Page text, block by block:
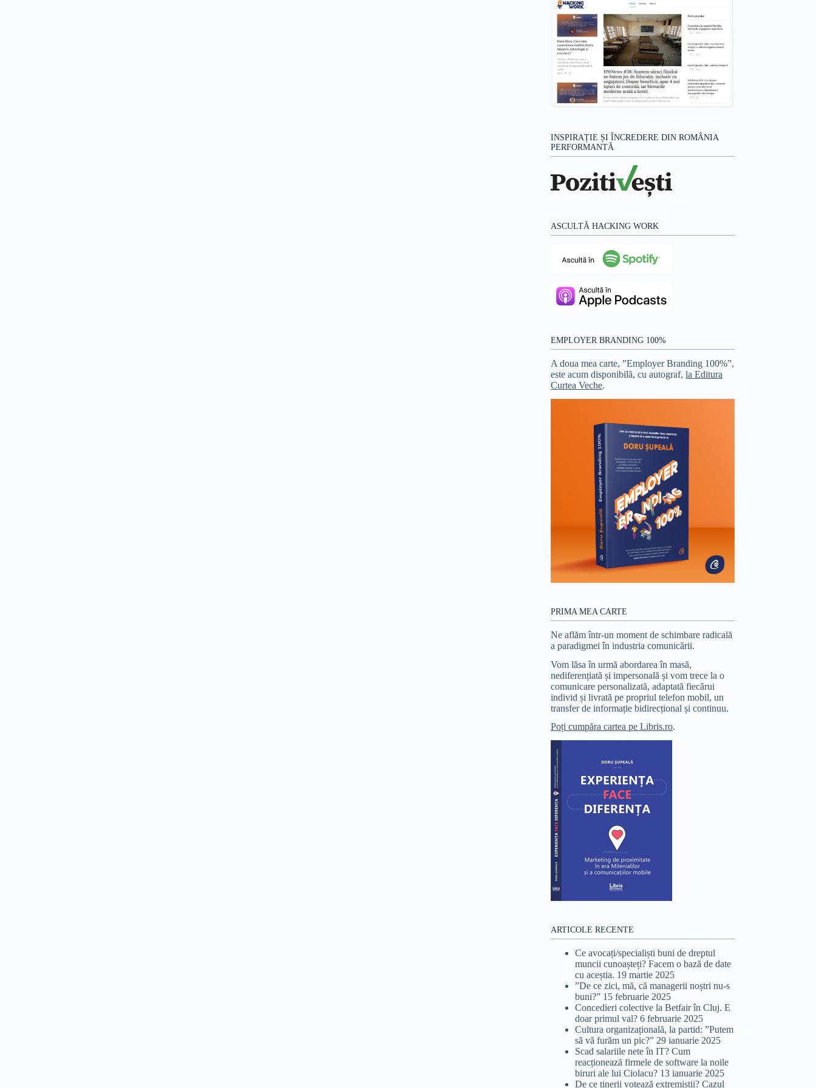
INSPIRAȚIE ȘI ÎNCREDERE DIN ROMÂNIA
PERFORMANTĂ
ASCULTĂ HACKING WORK
EMPLOYER BRANDING 100%
A doua mea carte, ”Employer Branding 100%”,
este acum disponibilă, cu autograf,la Editura
Curtea Veche.
PRIMA MEA CARTE
Ne aflăm într-un moment de schimbare radicală
a paradigmei în industria comunicării.
Vom lăsa în urmă abordarea în masă,
nediferențiată și impersonală și vom trece la o
comunicare personalizată, adaptată fiecărui
individ și livrată pe propriul telefon mobil, un
transfer de informație bidirecțional și continuu.
Poți cumpăra cartea pe Libris.ro.
ARTICOLE RECENTE
Ce avocați/specialiști buni de dreptul
muncii cunoașteți? Facem o bază de date
cu aceștia. 19 martie 2025
”De ce zici, mă, că managerii noștri nu-s
buni?” 15 februarie 2025
Concedieri colective la Betfair în Cluj. E
doar primul val? 6 februarie 2025
Cultura organizațională, la partid: ”Putem
să vă furăm un pic?” 29 ianuarie 2025
Scad salariile nete în IT? Cum
reacționează firmele de software la noile
biruri ale lui Ciolacu? 13 ianuarie 2025
De ce tinerii votează extremiștii? Cazul